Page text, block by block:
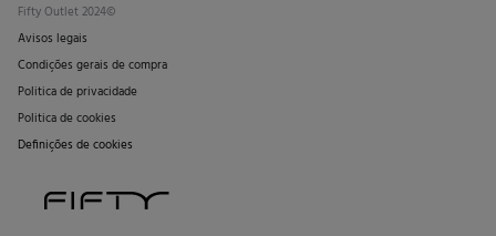
Fifty Outlet 2024©
Avisos legais
Condições gerais de compra
Politica de privacidade
Politica de cookies
Definições de cookies